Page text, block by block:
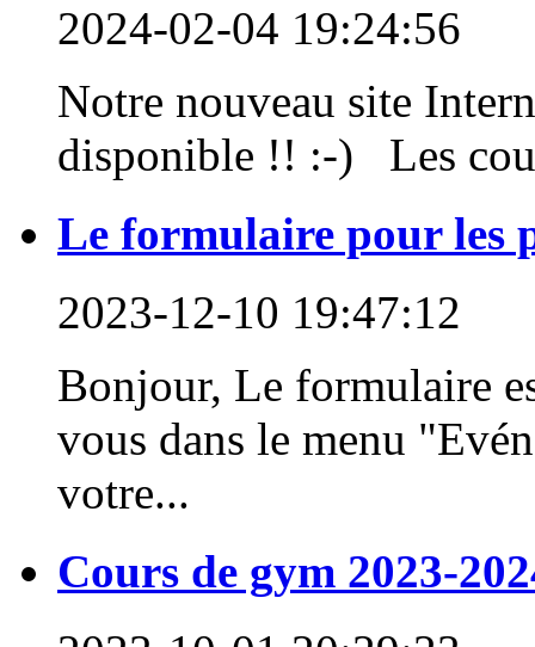
2024-02-04 19:24:56
Notre nouveau site
disponible !! :-) Les
Le formulaire pour les
2023-12-10 19:47:12
Bonjour, Le formulaire
vous dans le menu
votre...
Cours de gym 2023-